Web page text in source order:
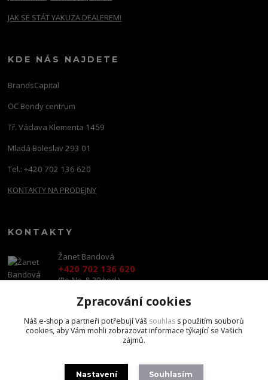
JAK SE STÁT YAKUZA DEALEREM!
KDE NÁS NAJDETE
BrandsCapital
OC Bondy centrum
Tř. Václava Klementa 1459
Mladá Boleslav 293 01
Tel.: +420 702 136 620
KONTAKTY NA PRODEJNY
KONTAKTY
Žanet Bandová
+420 702 136 620
(Po-Ne, 8-20 hod.)
shop@brandscapital.cz
Zpracování cookies
Náš e-shop a partneři potřebují Váš souhlas s použitím souborů
cookies, aby Vám mohli zobrazovat informace týkající se Vašich
zájmů.
Nastavení Souhlasím